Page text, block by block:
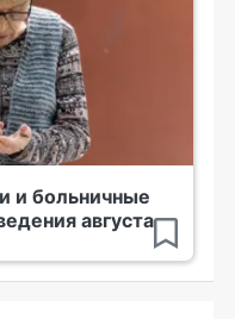
и больничные
августа